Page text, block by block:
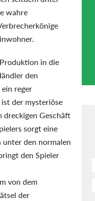
wahre
in die
den
reger
der mysteriöse
dreckigen Geschäft
sorgt eine
den normalen
den Spieler
von dem
der